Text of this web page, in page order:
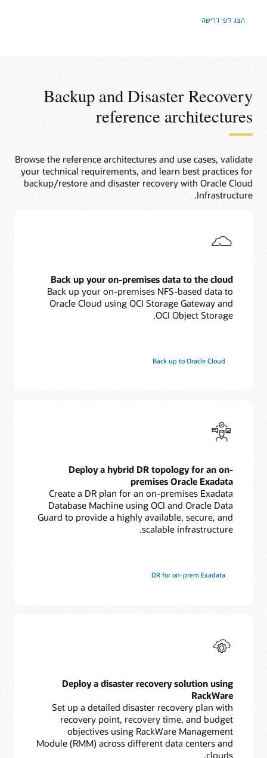
הצג לפי דרישה
Backup and Disaster
reference
Browse the reference architectures and use cases,
your technical requirements, and learn best practices
backup/restore and disaster recovery with Oracle
Back up your on-premises data to the cloud
Back up your on-premises NFS-based data to
Oracle Cloud using OCI Storage Gateway and
OCI Object Storage.
Back up to Oracle Cloud
Deploy a hybrid DR topology for an on-
premises Oracle Exadata
Create a DR plan for an on-premises Exadata
Database Machine using OCI and Oracle Data
Guard to provide a highly available, secure, and
scalable infrastructure.
DR for on-prem Exadata
Deploy a disaster recovery solution using
RackWare
Set up a detailed disaster recovery plan with
recovery point, recovery time, and budget
objectives using RackWare Management
Module (RMM) across different data centers and
clouds.